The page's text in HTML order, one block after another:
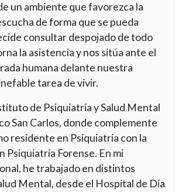
un ambiente que favorezca la
de forma que se pueda
consultar despojado de todo
la asistencia y nos sitúa ante el
humana delante nuestra
tarea de vivir.
de Psiquiatría y Salud Mental
San Carlos, donde complemente
residente en Psiquiatria con la
Psiquiatría Forense. En mi
he trabajado en distintos
Mental, desde el Hospital de Día